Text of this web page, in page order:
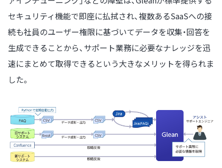
セキュリティ機能で即座に払拭され、複数あるSaaSへの接
続も社員のユーザー権限に基づいてデータを収集・回答を
生成できることから、サポート業務に必要なナレッジを迅
速にまとめて取得できるという大きなメリットを得られま
した。